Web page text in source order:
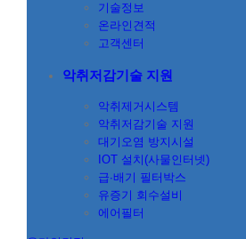
기술정보
온라인견적
고객센터
악취저감기술 지원
악취제거시스템
악취저감기술 지원
대기오염 방지시설
IOT 설치(사물인터넷)
급∙배기 필터박스
유증기 회수설비
에어필터